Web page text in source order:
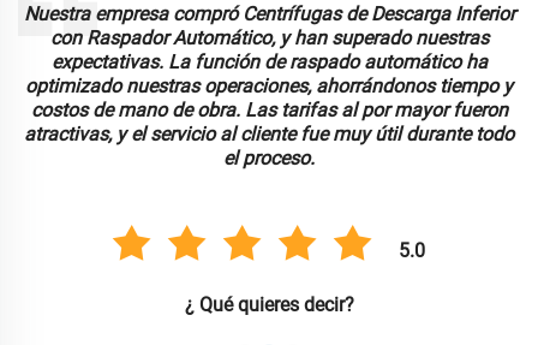
Nuestra empresa compró Centrífugas de Descarga Inferior
con Raspador Automático, y han superado nuestras
expectativas. La función de raspado automático ha
optimizado nuestras operaciones, ahorrándonos tiempo y
costos de mano de obra. Las tarifas al por mayor fueron
atractivas, y el servicio al cliente fue muy útil durante todo
el proceso.
5.0
¿ Qué quieres decir?